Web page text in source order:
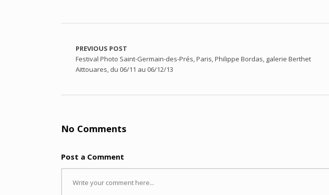
PREVIOUS POST
Festival Photo Saint-Germain-des-Prés, Paris, Philippe Bordas, galerie Berthet
Aittouares, du 06/11 au 06/12/13
No Comments
Post a Comment